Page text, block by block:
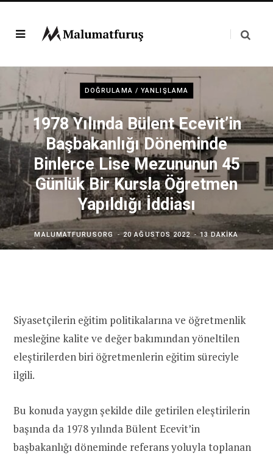
DOĞRULAMA / YANLIŞLAMA
1978 Yılında Bülent Ecevit’in
Başbakanlığı Döneminde
Binlerce Lise Mezununun 45
Günlük Bir Kursla Öğretmen
Yapıldığı İddiası
MALUMATFURUSORG 20 AĞUSTOS 2022 13 DAKIKA
Siyasetçilerin eğitim politikalarına ve öğretmenlik
mesleğine kalite ve değer bakımından yöneltilen
eleştirilerden biri öğretmenlerin eğitim süreciyle
ilgili.
Bu konuda yaygın şekilde dile getirilen eleştirilerin
başında da 1978 yılında Bülent Ecevit’in
başbakanlığı döneminde referans yoluyla toplanan